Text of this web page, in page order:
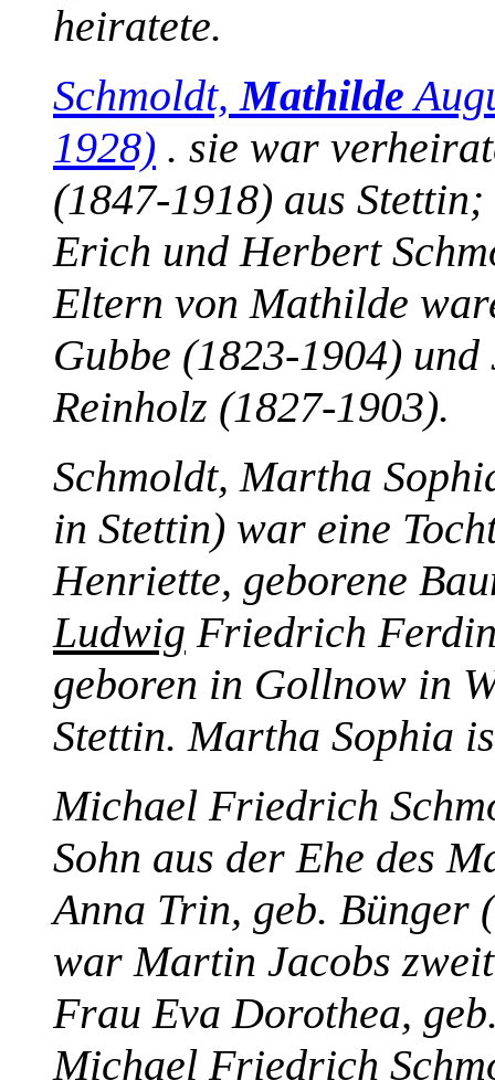
heiratete.
Schmoldt,Mathilde
1928) . sie war
(1847-1918) aus
Erich und Herbert
Eltern von Mathilde
Gubbe (1823-1904)
Reinholz (1827-1903).
Schmoldt, Martha
in Stettin) war eine
Henriette, geborene
Ludwig Friedrich
geboren in Gollnow in
Stettin. Martha Sophia
Michael Friedrich
Sohn aus der Ehe des
Anna Trin, geb. Bünger
war Martin Jacobs
Frau Eva Dorothea,
Michael Friedrich